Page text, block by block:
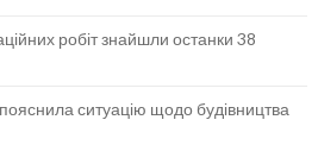
робіт знайшли останки 38
ситуацію щодо будівництва